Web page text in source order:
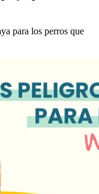
para los perros que